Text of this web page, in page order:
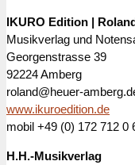
IKURO Edition |
Musikverlag und
Georgenstrasse 39
92224 Amberg
roland@heuer-
www.ikuroedition.de
mobil +49 (0) 172 712 0
H.H.-Musikverlag